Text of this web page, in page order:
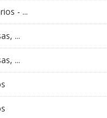
- ...
...
...